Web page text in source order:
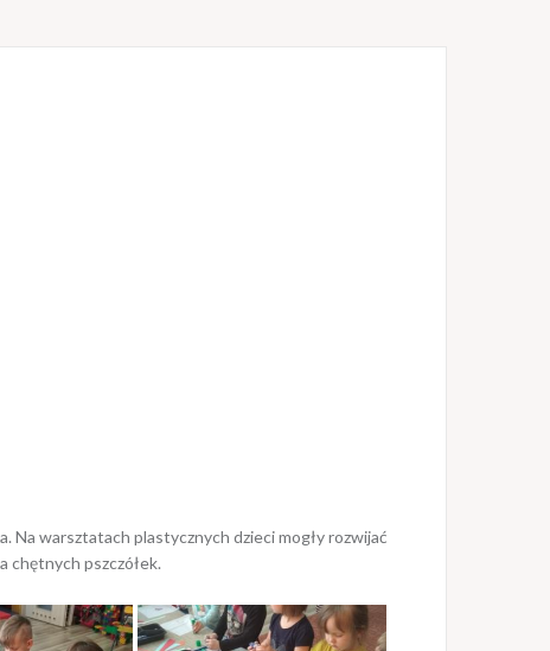
Na warsztatach plastycznych dzieci mogły rozwijać
chętnych pszczółek.